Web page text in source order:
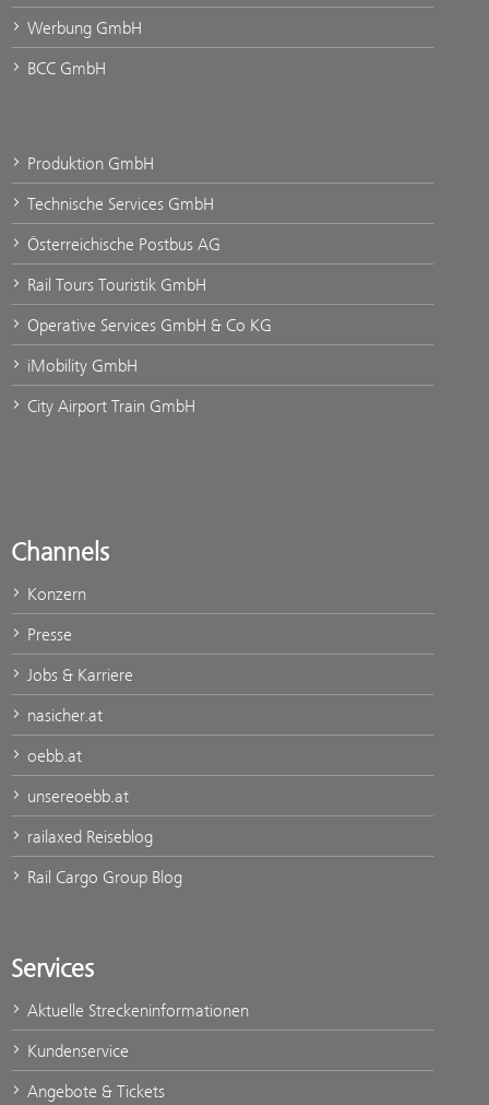
Werbung GmbH
BCC GmbH
Produktion GmbH
Technische Services GmbH
Österreichische Postbus AG
Rail Tours Touristik GmbH
Operative Services GmbH & Co KG
iMobility GmbH
City Airport Train GmbH
Channels
Konzern
Presse
Jobs & Karriere
nasicher.at
oebb.at
unsereoebb.at
railaxed Reiseblog
Rail Cargo Group Blog
Services
Aktuelle Streckeninformationen
Kundenservice
Angebote & Tickets